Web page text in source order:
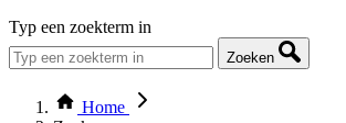
Thema COVID-19
Bekijk per bestuursorgaan
Typ een zoekterm in
Zoeken
Home